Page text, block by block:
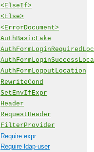
<ElseIf>
<Else>
<ErrorDocument>
AuthBasicFake
AuthFormLogoutLocation
RewriteCond
SetEnvIfExpr
Header
RequestHeader
FilterProvider
Require expr
Require ldap-user